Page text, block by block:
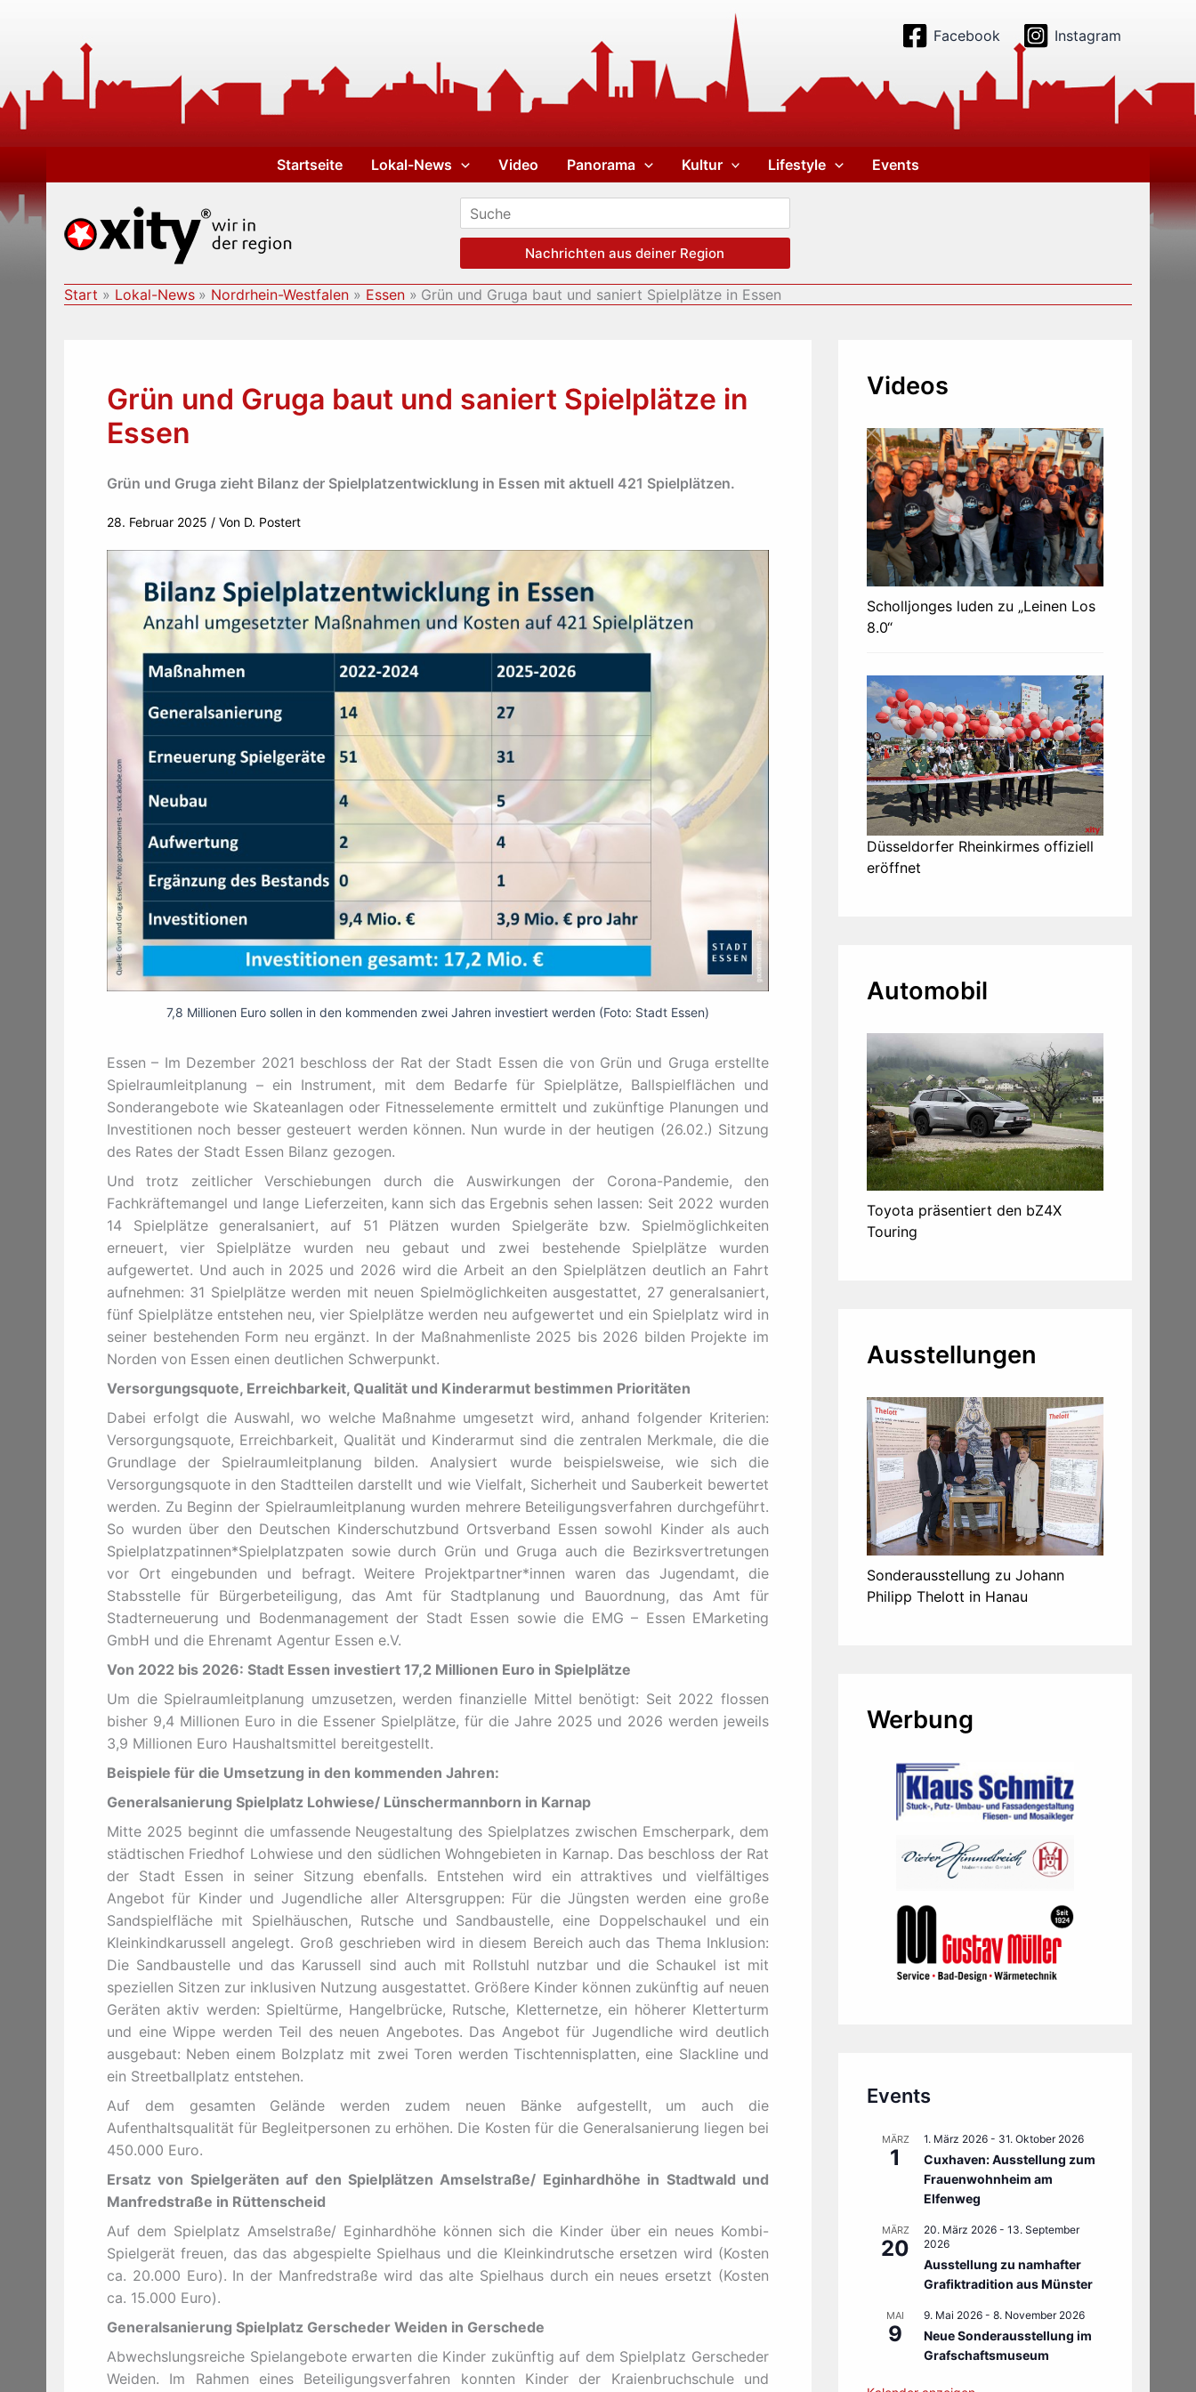
Facebook Instagram
Startseite Lokal-News Video Panorama Kultur Lifestyle Events
Nachrichten aus deiner Region
Start Lokal-News Nordrhein-Westfalen Essen Grün und Gruga baut und saniert Spielplätze in Essen
Grün und Gruga baut und saniert Spielplätze in
Essen
Grün und Gruga zieht Bilanz der Spielplatzentwicklung in Essen mit aktuell 421 Spielplätzen.
28. Februar 2025 / Von D. Postert
7,8 Millionen Euro sollen in den kommenden zwei Jahren investiert werden (Foto: Stadt Essen)
Essen – Im Dezember 2021 beschloss der Rat der Stadt Essen die von Grün und Gruga erstellte
Spielraumleitplanung – ein Instrument, mit dem Bedarfe für Spielplätze, Ballspielflächen und
Sonderangebote wie Skateanlagen oder Fitnesselemente ermittelt und zukünftige Planungen und
Investitionen noch besser gesteuert werden können. Nun wurde in der heutigen (26.02.) Sitzung
des Rates der Stadt Essen Bilanz gezogen.
Und trotz zeitlicher Verschiebungen durch die Auswirkungen der Corona-Pandemie, den
Fachkräftemangel und lange Lieferzeiten, kann sich das Ergebnis sehen lassen: Seit 2022 wurden
14 Spielplätze generalsaniert, auf 51 Plätzen wurden Spielgeräte bzw. Spielmöglichkeiten
erneuert, vier Spielplätze wurden neu gebaut und zwei bestehende Spielplätze wurden
aufgewertet. Und auch in 2025 und 2026 wird die Arbeit an den Spielplätzen deutlich an Fahrt
aufnehmen: 31 Spielplätze werden mit neuen Spielmöglichkeiten ausgestattet, 27 generalsaniert,
fünf Spielplätze entstehen neu, vier Spielplätze werden neu aufgewertet und ein Spielplatz wird in
seiner bestehenden Form neu ergänzt. In der Maßnahmenliste 2025 bis 2026 bilden Projekte im
Norden von Essen einen deutlichen Schwerpunkt.
Versorgungsquote, Erreichbarkeit, Qualität und Kinderarmut bestimmen Prioritäten
Dabei erfolgt die Auswahl, wo welche Maßnahme umgesetzt wird, anhand folgender Kriterien:
Versorgungsquote, Erreichbarkeit, Qualität und Kinderarmut sind die zentralen Merkmale, die die
Grundlage der Spielraumleitplanung bilden. Analysiert wurde beispielsweise, wie sich die
Versorgungsquote in den Stadtteilen darstellt und wie Vielfalt, Sicherheit und Sauberkeit bewertet
werden. Zu Beginn der Spielraumleitplanung wurden mehrere Beteiligungsverfahren durchgeführt.
So wurden über den Deutschen Kinderschutzbund Ortsverband Essen sowohl Kinder als auch
Spielplatzpatinnen*Spielplatzpaten sowie durch Grün und Gruga auch die Bezirksvertretungen
vor Ort eingebunden und befragt. Weitere Projektpartner*innen waren das Jugendamt, die
Stabsstelle für Bürgerbeteiligung, das Amt für Stadtplanung und Bauordnung, das Amt für
Stadterneuerung und Bodenmanagement der Stadt Essen sowie die EMG – Essen EMarketing
GmbH und die Ehrenamt Agentur Essen e.V.
Von 2022 bis 2026: Stadt Essen investiert 17,2 Millionen Euro in Spielplätze
Um die Spielraumleitplanung umzusetzen, werden finanzielle Mittel benötigt: Seit 2022 flossen
bisher 9,4 Millionen Euro in die Essener Spielplätze, für die Jahre 2025 und 2026 werden jeweils
3,9 Millionen Euro Haushaltsmittel bereitgestellt.
Beispiele für die Umsetzung in den kommenden Jahren:
Generalsanierung Spielplatz Lohwiese/ Lünschermannborn in Karnap
Mitte 2025 beginnt die umfassende Neugestaltung des Spielplatzes zwischen Emscherpark, dem
städtischen Friedhof Lohwiese und den südlichen Wohngebieten in Karnap. Das beschloss der Rat
der Stadt Essen in seiner Sitzung ebenfalls. Entstehen wird ein attraktives und vielfältiges
Angebot für Kinder und Jugendliche aller Altersgruppen: Für die Jüngsten werden eine große
Sandspielfläche mit Spielhäuschen, Rutsche und Sandbaustelle, eine Doppelschaukel und ein
Kleinkindkarussell angelegt. Groß geschrieben wird in diesem Bereich auch das Thema Inklusion:
Die Sandbaustelle und das Karussell sind auch mit Rollstuhl nutzbar und die Schaukel ist mit
speziellen Sitzen zur inklusiven Nutzung ausgestattet. Größere Kinder können zukünftig auf neuen
Geräten aktiv werden: Spieltürme, Hangelbrücke, Rutsche, Kletternetze, ein höherer Kletterturm
und eine Wippe werden Teil des neuen Angebotes. Das Angebot für Jugendliche wird deutlich
ausgebaut: Neben einem Bolzplatz mit zwei Toren werden Tischtennisplatten, eine Slackline und
ein Streetballplatz entstehen.
Auf dem gesamten Gelände werden zudem neuen Bänke aufgestellt, um auch die
Aufenthaltsqualität für Begleitpersonen zu erhöhen. Die Kosten für die Generalsanierung liegen bei
450.000 Euro.
Ersatz von Spielgeräten auf den Spielplätzen Amselstraße/ Eginhardhöhe in Stadtwald und
Manfredstraße in Rüttenscheid
Auf dem Spielplatz Amselstraße/ Eginhardhöhe können sich die Kinder über ein neues Kombi-
Spielgerät freuen, das das abgespielte Spielhaus und die Kleinkindrutsche ersetzen wird (Kosten
ca. 20.000 Euro). In der Manfredstraße wird das alte Spielhaus durch ein neues ersetzt (Kosten
ca. 15.000 Euro).
Generalsanierung Spielplatz Gerscheder Weiden in Gerschede
Abwechslungsreiche Spielangebote erwarten die Kinder zukünftig auf dem Spielplatz Gerscheder
Weiden. Im Rahmen eines Beteiligungsverfahren konnten Kinder der Kraienbruchschule und
Videos
Scholljonges luden zu „Leinen Los
8.0“
Düsseldorfer Rheinkirmes offiziell
eröffnet
Automobil
Toyota präsentiert den bZ4X
Touring
Ausstellungen
Sonderausstellung zu Johann
Philipp Thelott in Hanau
Werbung
Events
MÄRZ
1
1. März 2026 - 31. Oktober 2026
Cuxhaven: Ausstellung zum
Frauenwohnheim am
Elfenweg
MÄRZ
20
20. März 2026 - 13. September
2026
Ausstellung zu namhafter
Grafiktradition aus Münster
MAI
9
9. Mai 2026 - 8. November 2026
Neue Sonderausstellung im
Grafschaftsmuseum